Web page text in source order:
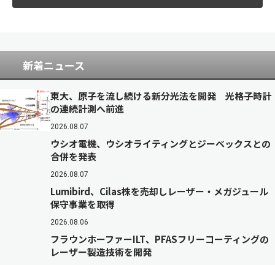
新着ニュース
東大、原子を流し続ける新分光法を開発 光格子時計
の連続計測へ前進
2026.08.07
ウシオ電機、ウシオライティングとジーベックスとの
合併を発表
2026.08.07
Lumibird、Cilas株を売却しレーザー・メガジュール
保守事業を取得
2026.08.06
フラウンホーファーILT、PFASフリーコーティングの
レーザー製造技術を開発